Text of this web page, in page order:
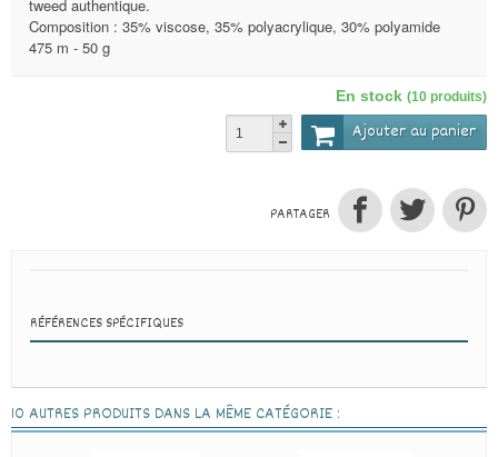
tweed authentique.
Composition : 35% viscose, 35% polyacrylique, 30% polyamide
475 m - 50 g
En stock (10 produits)
Ajouter au panier
PARTAGER
RÉFÉRENCES SPÉCIFIQUES
10 AUTRES PRODUITS DANS LA MÊME CATÉGORIE :